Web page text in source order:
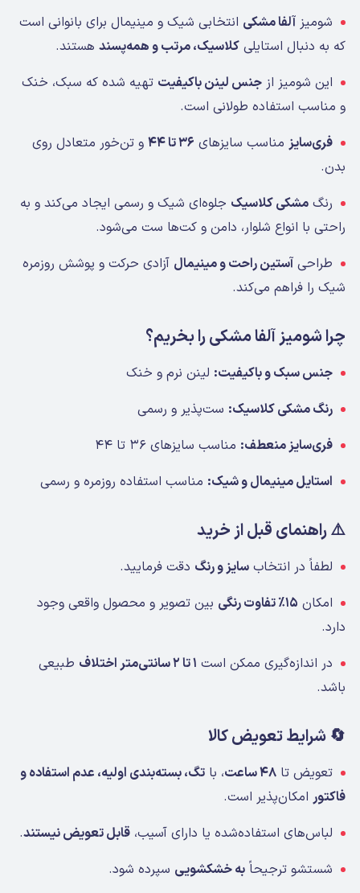
شومیز آلفا مشکی انتخابی شیک و مینیمال برای بانوانی است
که به دنبال استایلی کلاسیک، مرتب و همه‌پسندهستند.
این شومیز از جنس لینن باکیفیت تهیه شده که سبک، خنک
و مناسب استفاده طولانی است.
فری‌سایزمناسب سایزهای ۳۶ تا ۴۴
و تن‌خور متعادل روی
بدن.
رنگ مشکی کلاسیک جلوه‌ای شیک و رسمی ایجاد می‌کند و به
راحتی با انواع شلوار، دامن و کت‌ها ست می‌شود.
طراحی آستین راحت و مینیمال آزادی حرکت و پوشش روزمره
شیک را فراهم می‌کند.
چرا شومیز آلفا مشکی را بخریم؟
جنس سبک و باکیفیت: لینن نرم و خنک
رنگ مشکی کلاسیک: ست‌پذیر و رسمی
فری‌سایز منعطف: مناسب سایزهای ۳۶ تا ۴۴
استایل مینیمال و شیک: مناسب استفاده روزمره و رسمی
⚠️ راهنمای قبل از خرید
لطفاً در انتخاب سایز و رنگ دقت فرمایید.
امکان ۱۵٪ تفاوت رنگی
بین تصویر و محصول واقعی وجود
دارد.
در اندازه‌گیری ممکن است ۱ تا ۲ سانتی‌متر اختلاف
طبیعی
باشد.
🔄 شرایط تعویض کالا
تعویض تا ۴۸ ساعت ، با تگ، بسته‌بندی اولیه، عدم استفاده و
فاکتورامکان‌پذیر است.
لباس‌های استفاده‌شده یا دارای آسیب، قابل تعویض نیستند.
شستشو ترجیحاً به خشکشویی سپرده شود.